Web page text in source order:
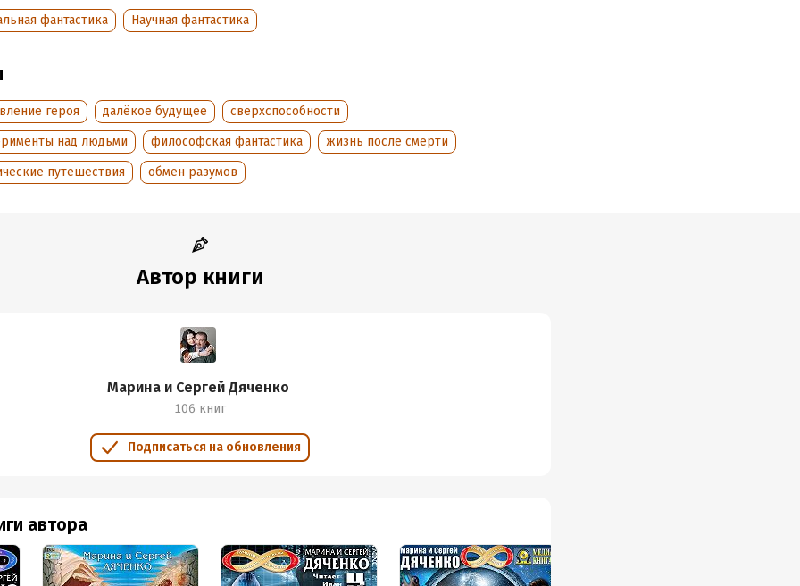
фантастика Научная фантастика
героя далёкое будущее
сверхспособности
над людьми
философская фантастика
жизнь после смерти
путешествия
обмен разумов
Автор книги
Марина и Сергей Дяченко
106 книг
Подписаться на обновления
автора